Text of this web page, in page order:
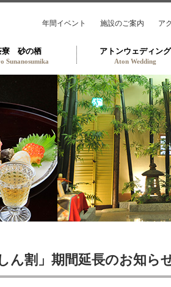
年間イベント 施設のご案内 ア
寮 砂の栖
Sunanosumika
アトンウェディング
Aton Wedding
ん割」期間延長のお知ら